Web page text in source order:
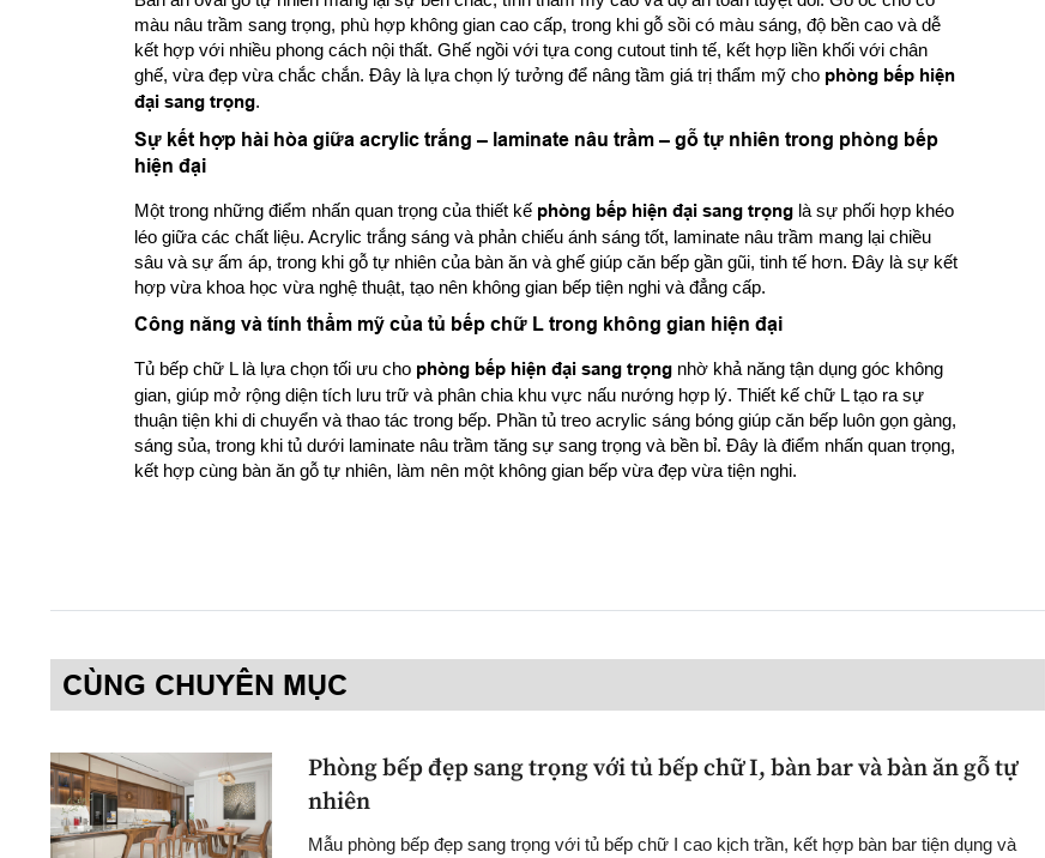
màu nâu trầm sang trọng, phù hợp không gian cao cấp, trong khi gỗ sồi có màu sáng, độ bền cao và dễ
kết hợp với nhiều phong cách nội thất. Ghế ngồi với tựa cong cutout tinh tế, kết hợp liền khối với chân
ghế, vừa đẹp vừa chắc chắn. Đây là lựa chọn lý tưởng để nâng tầm giá trị thẩm mỹ cho phòng bếp hiện
đại sang trọng.
Sự kết hợp hài hòa giữa acrylic trắng – laminate nâu trầm – gỗ tự nhiên trong phòng bếp
hiện đại
Một trong những điểm nhấn quan trọng của thiết kế phòng bếp hiện đại sang trọng là sự phối hợp khéo
léo giữa các chất liệu. Acrylic trắng sáng và phản chiếu ánh sáng tốt, laminate nâu trầm mang lại chiều
sâu và sự ấm áp, trong khi gỗ tự nhiên của bàn ăn và ghế giúp căn bếp gần gũi, tinh tế hơn. Đây là sự kết
hợp vừa khoa học vừa nghệ thuật, tạo nên không gian bếp tiện nghi và đẳng cấp.
Công năng và tính thẩm mỹ của tủ bếp chữ L trong không gian hiện đại
Tủ bếp chữ L là lựa chọn tối ưu cho phòng bếp hiện đại sang trọng nhờ khả năng tận dụng góc không
gian, giúp mở rộng diện tích lưu trữ và phân chia khu vực nấu nướng hợp lý. Thiết kế chữ L tạo ra sự
thuận tiện khi di chuyển và thao tác trong bếp. Phần tủ treo acrylic sáng bóng giúp căn bếp luôn gọn gàng,
sáng sủa, trong khi tủ dưới laminate nâu trầm tăng sự sang trọng và bền bỉ. Đây là điểm nhấn quan trọng,
kết hợp cùng bàn ăn gỗ tự nhiên, làm nên một không gian bếp vừa đẹp vừa tiện nghi.
CÙNG CHUYÊN MỤC
Phòng bếp đẹp sang trọng với tủ bếp chữ I, bàn bar và bàn ăn gỗ tự
nhiên
Mẫu phòng bếp đẹp sang trọng với tủ bếp chữ I cao kịch trần, kết hợp bàn bar tiện dụng và